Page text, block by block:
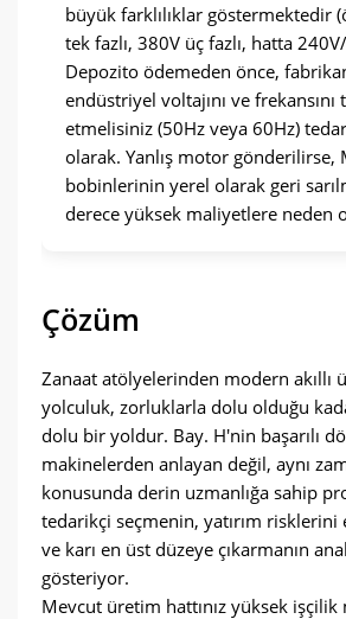
büyük farklılıklar göstermektedir
tek fazlı, 380V üç fazlı, hatta 240V/
Depozito ödemeden önce,
endüstriyel voltajını ve frekansını
etmelisiniz (50Hz veya 60Hz)
olarak. Yanlış motor gönderilirse,
bobinlerinin yerel olarak geri
derece yüksek maliyetlere neden
Çözüm
Zanaat atölyelerinden modern akıllı
yolculuk, zorluklarla dolu olduğu
dolu bir yoldur. Bay. H'nin başarılı
makinelerden anlayan değil, aynı
konusunda derin uzmanlığa sahip
tedarikçi seçmenin, yatırım
ve karı en üst düzeye çıkarmanın
gösteriyor.
Mevcut üretim hattınız yüksek